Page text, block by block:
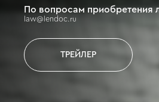
По вопросам приобретения
law@lendoc.ru
ТРЕЙЛЕР